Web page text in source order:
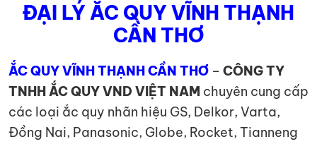
ĐẠI LÝ ẮC QUY VĨNH THẠNH
CẦN THƠ
ẮC QUY VĨNH THẠNH CẦN THƠ – CÔNG TY
TNHH ẮC QUY VND VIỆT NAM chuyên cung cấp
các loại ắc quy nhãn hiệu GS, Delkor, Varta,
Đồng Nai, Panasonic, Globe, Rocket, Tianneng